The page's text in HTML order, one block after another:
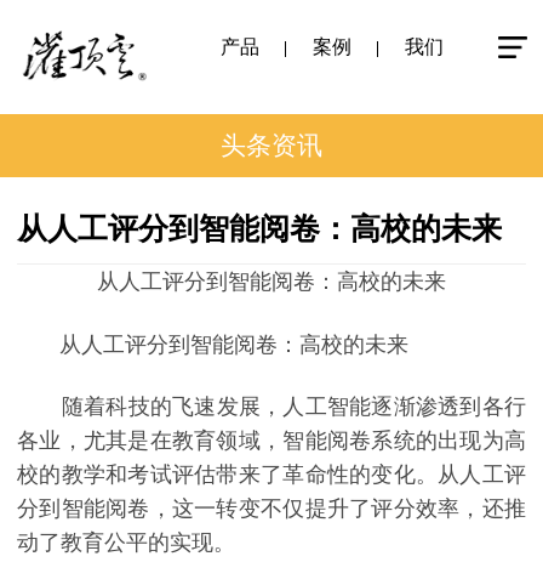
产品 案例 我们
头条资讯
从人工评分到智能阅卷：高校的未来
从人工评分到智能阅卷：高校的未来
从人工评分到智能阅卷：高校的未来
随着科技的飞速发展，人工智能逐渐渗透到各行
各业，尤其是在教育领域，智能阅卷系统的出现为高
校的教学和考试评估带来了革命性的变化。从人工评
分到智能阅卷，这一转变不仅提升了评分效率，还推
动了教育公平的实现。